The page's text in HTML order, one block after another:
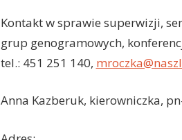
Kontakt w sprawie superwizji,
grup genogramowych,
tel.: 451 251 140,
Anna Kazberuk, kierowniczka,